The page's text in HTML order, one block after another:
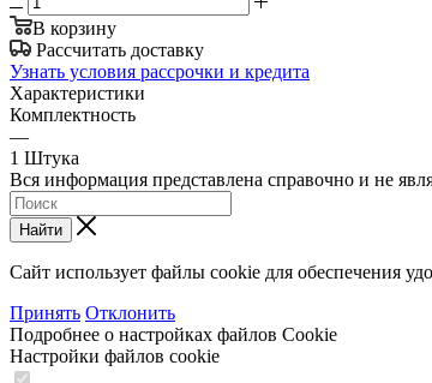
В корзину
Рассчитать доставку
Узнать условия рассрочки и кредита
Характеристики
Комплектность
—
1 Штука
Вся информация представлена справочно и не
Найти
Сайт использует файлы cookie для обеспечения
Принять Отклонить
Подробнее о настройках файлов Cookie
Настройки файлов cookie